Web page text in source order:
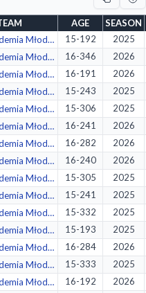
AGE
SEASON
Akademia Młodych Dzików Warszawa 15-192
2025
Akademia Młodych Dzików Ochota Warszawa 16-346
2026
Akademia Młodych Dzików Ochota Warszawa 16-191
2026
Akademia Młodych Dzików Warszawa 15-243
2025
Akademia Młodych Dzików Warszawa 15-306
2025
Akademia Młodych Dzików Ochota Warszawa 16-241
2026
Akademia Młodych Dzików Ochota Warszawa 16-282
2026
Akademia Młodych Dzików Ochota Warszawa 16-240
2026
Akademia Młodych Dzików Warszawa 15-305
2025
Akademia Młodych Dzików Warszawa 15-241
2025
Akademia Młodych Dzików Warszawa 15-332
2025
Akademia Młodych Dzików Warszawa 15-193
2025
Akademia Młodych Dzików Ochota Warszawa 16-284
2026
Akademia Młodych Dzików Warszawa 15-333
2025
Akademia Młodych Dzików Ochota Warszawa 16-192 2026